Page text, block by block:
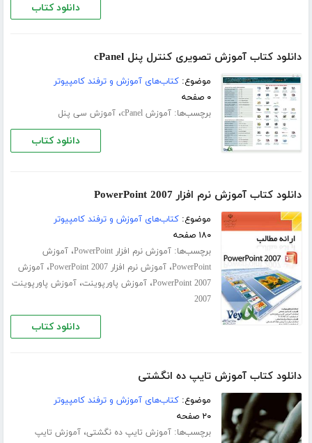
دانلود کتاب
دانلود کتاب آموزش تصویری کنترل پنل cPanel
موضوع:کتاب‌های آموزش و ترفند کامپیوتر
۰ صفحه
برچسب‌ها:آموزش cPanel ،آموزش سی پنل
دانلود کتاب
دانلود کتاب آموزش نرم افزار PowerPoint 2007
موضوع:کتاب‌های آموزش و ترفند کامپیوتر
۱۸۰ صفحه
برچسب‌ها:آموزش نرم افزار PowerPoint ،آموزش
PowerPoint،آموزش نرم افزار PowerPoint 2007 ،آموزش
PowerPoint 2007،آموزش پاورپوینت،آموزش پاورپوینت
2007
دانلود کتاب
دانلود کتاب آموزش تایپ ده انگشتی
موضوع:کتاب‌های آموزش و ترفند کامپیوتر
۲۰ صفحه
برچسب‌ها:آموزش تایپ ده‌ نگشتی،آموزش تایپ